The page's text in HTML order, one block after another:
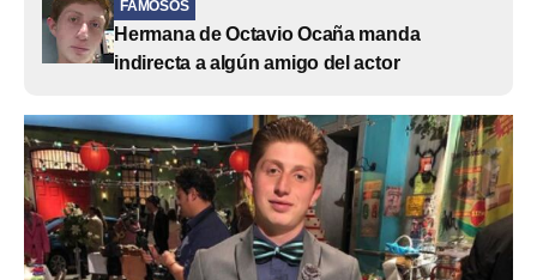
FAMOSOS
Hermana de Octavio Ocaña manda
indirecta a algún amigo del actor